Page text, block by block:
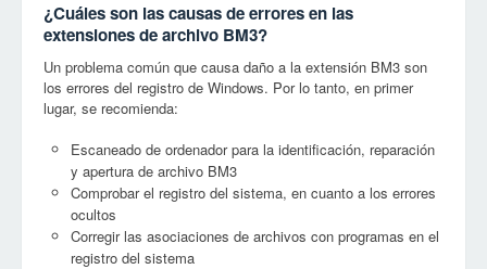
¿Cuáles son las causas de errores en las
extensiones de archivo BM3?
Un problema común que causa daño a la extensión BM3 son
los errores del registro de Windows. Por lo tanto, en primer
lugar, se recomienda:
Escaneado de ordenador para la identificación, reparación
y apertura de archivo BM3
Comprobar el registro del sistema, en cuanto a los errores
ocultos
Corregir las asociaciones de archivos con programas en el
registro del sistema